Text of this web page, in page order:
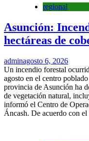
regional
Asunción:
hectáreas de
adminagosto 6, 2026
Un incendio forestal
agosto en el centro
provincia de Asunción ha
de vegetación natural,
informó el Centro de
Áncash. De acuerdo con el